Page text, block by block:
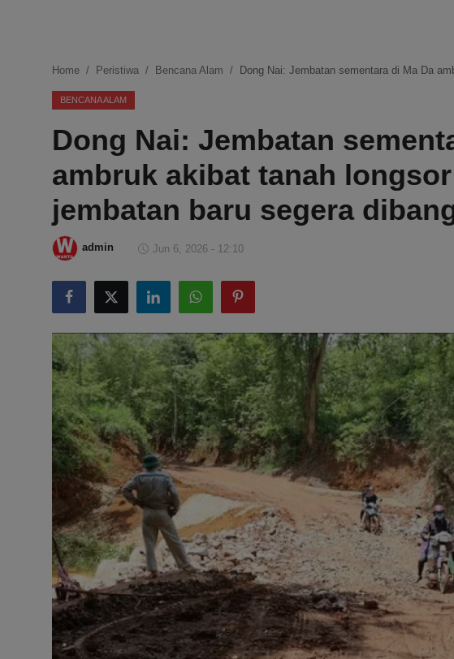
Ekonomi
Internasional
Teknologi
Kesehatan
Home Peristiwa Bencana Alam Dong Nai: Jembatan sementara di Ma Da
BENCANA ALAM
Dong Nai: Jembatan
ambruk akibat tanah
jembatan baru segera
admin Jun 6, 2026 - 12:10